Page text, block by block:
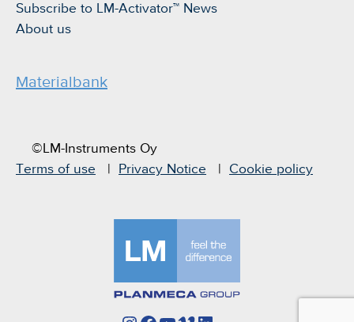
Subscribe to LM-Activator™ News
About us
Materialbank
©LM-Instruments Oy
Terms of use
Privacy Notice Cookie policy